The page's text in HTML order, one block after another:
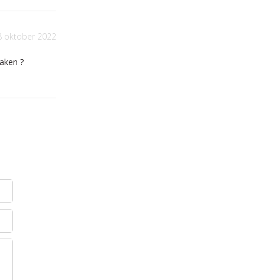
?
oktober 2022